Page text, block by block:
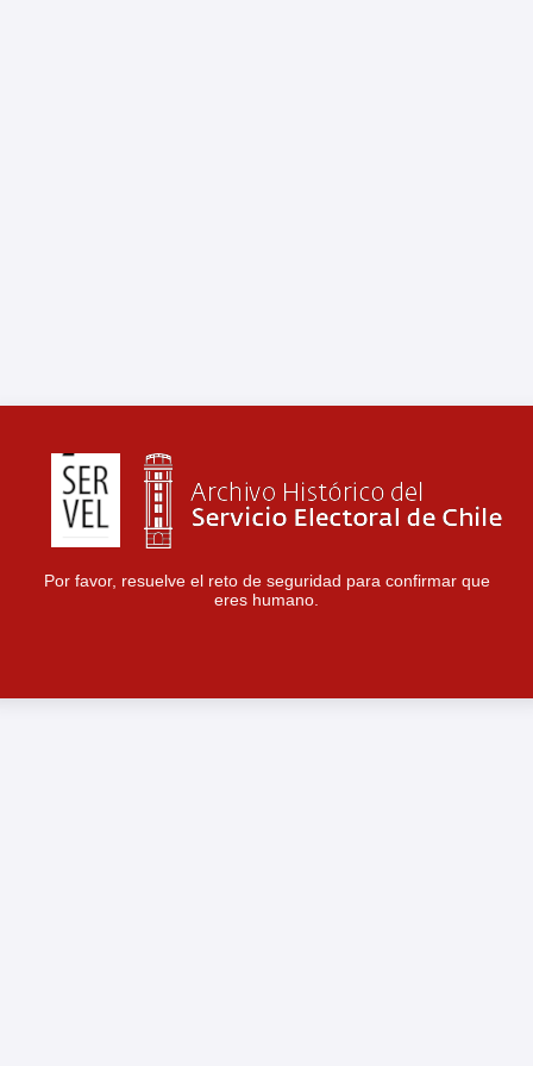
Por favor, resuelve el reto de seguridad para confirmar que
eres humano.